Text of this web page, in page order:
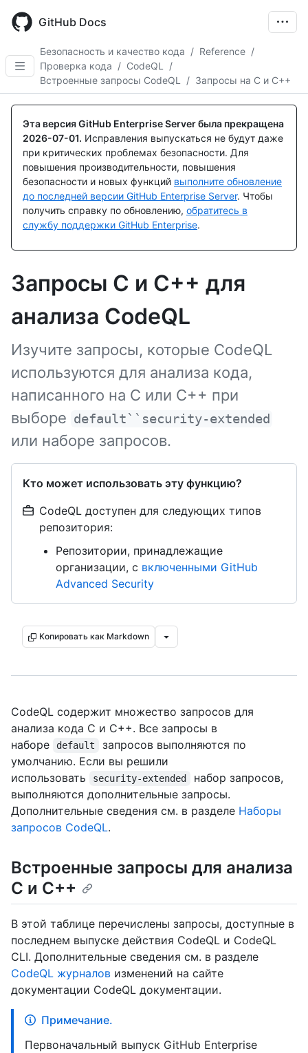
main
GitHub Docs
Безопасность и качество кода / Reference /
Проверка кода / CodeQL
/
Встроенные запросы CodeQL
/ Запросы на C и C++
Эта версия GitHub Enterprise Server была прекращена
2026-07-01. Исправления выпускаться не будут даже
при критических проблемах безопасности. Для
повышения производительности, повышения
безопасности и новых функций выполните обновление
до последней версии GitHub Enterprise Server. Чтобы
получить справку по обновлению, обратитесь в
службу поддержки GitHub Enterprise.
Запросы C и C++ для
анализа CodeQL
Изучите запросы, которые CodeQL
используются для анализа кода,
написанного на C или C++ при
выборе default``security-extended
или наборе запросов.
Кто может использовать эту функцию?
CodeQL доступен для следующих типов
репозитория:
Репозитории, принадлежащие
организации, с включенными GitHub
Advanced Security
Копировать как Markdown
CodeQL содержит множество запросов для
анализа кода C и C++. Все запросы в
наборе
default
запросов выполняются по
умолчанию. Если вы решили
использовать
security-extended
набор запросов,
выполняются дополнительные запросы.
Дополнительные сведения см. в разделе Наборы
запросов CodeQL.
Встроенные запросы для анализа
C и C++
В этой таблице перечислены запросы, доступные в
последнем выпуске действия CodeQL и CodeQL
CLI. Дополнительные сведения см. в разделе
CodeQL журналов изменений на сайте
документации CodeQL документации.
Примечание.
Первоначальный выпуск GitHub Enterprise